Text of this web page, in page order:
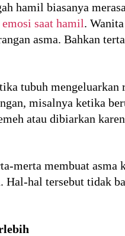
hamil biasanya
saat hamil.
asma. Bahkan
tubuh
misalnya ketika
atau dibiarkan
merta membuat
Hal-hal tersebut tidak